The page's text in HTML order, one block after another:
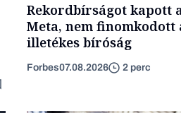
Rekordbírságot kapott
Meta, nem finomkodott
illetékes bíróság
Forbes07.08.2026 2 perc